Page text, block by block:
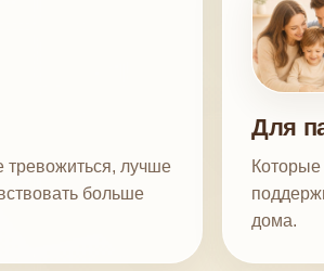
тревожиться, лучше
больше
Для
дома.